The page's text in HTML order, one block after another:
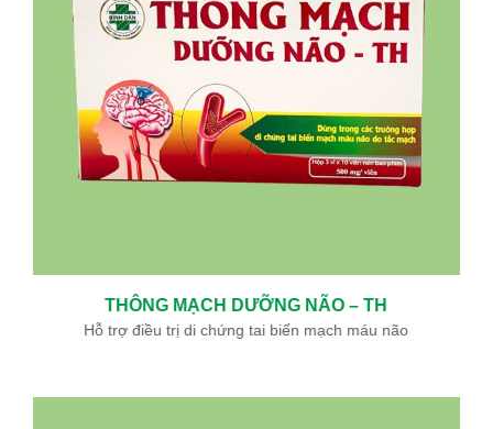
THÔNG MẠCH DƯỠNG NÃO – TH
Hỗ trợ điều trị di chứng tai biến mạch máu não